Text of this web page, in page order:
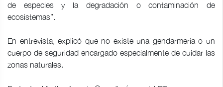
de especies y la degradación o contaminación de
ecosistemas”.
En entrevista, explicó que no existe una gendarmería o un
cuerpo de seguridad encargado especialmente de cuidar las
zonas naturales.